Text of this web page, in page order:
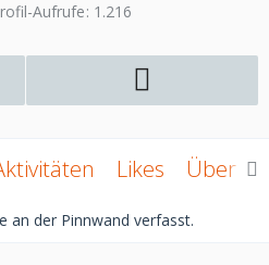
Aufrufe 1.216
Likes Über
an der Pinnwand verfasst.